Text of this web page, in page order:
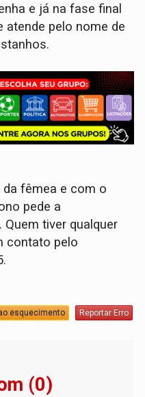
e já na fase final
atende pelo nome de
fêmea e com o
pede a
tiver qualquer
contato pelo
esquecimento Reportar Erro
(0)